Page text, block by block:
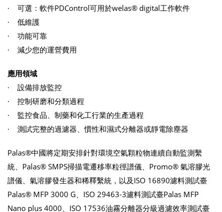
· 可選：軟件PDControl可用於welas® digital工作軟件
· 低維護
· 功能可靠
· 減少您的運營費用
應用領域
· 設備排放監控
· 控制研磨和分類過程
· 監控食品、制藥和化工行業的生產過程
· 測試完整的過濾器、慣性和濕式分離器或靜電除塵器
Palas®中國將定期安排針對環境空氣顆粒物連續自動監測繫
統、Palas® SMPS掃描電遷移率粒徑譜儀、Promo® 氣溶膠光
譜儀、氣溶膠發生器和稀釋繫統，以及ISO 16890濾料測試臺
Palas® MFP 3000 G、ISO 29463-3濾料測試臺Palas MFP
Nano plus 4000、ISO 17536油霧分離器分級過濾效率測試臺